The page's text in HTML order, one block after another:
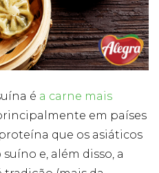
é a carne mais
em países
que os asiáticos
e, além disso, a
Cookies
Necessários
Estes cookies
opcionais. Eles
são necessários
para o
funcionamento
do site.